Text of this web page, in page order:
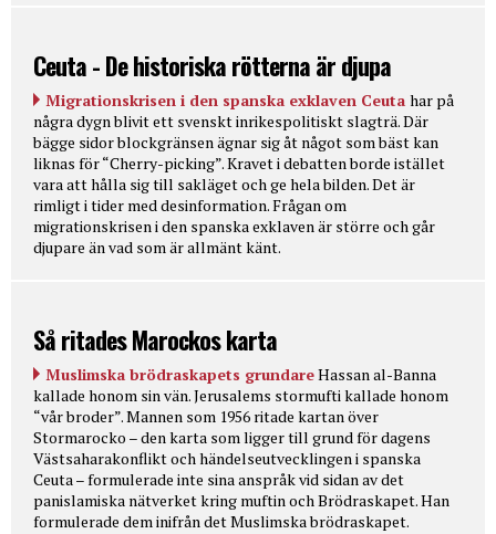
Ceuta - De historiska rötterna är djupa
Migrationskrisen i den spanska exklaven Ceuta har på
några dygn blivit ett svenskt inrikespolitiskt slagträ. Där
bägge sidor blockgränsen ägnar sig åt något som bäst kan
liknas för “Cherry-picking”. Kravet i debatten borde istället
vara att hålla sig till sakläget och ge hela bilden. Det är
rimligt i tider med desinformation. Frågan om
migrationskrisen i den spanska exklaven är större och går
djupare än vad som är allmänt känt.
Så ritades Marockos karta
Muslimska brödraskapets grundareHassan al-Banna
kallade honom sin vän. Jerusalems stormufti kallade honom
“vår broder”. Mannen som 1956 ritade kartan över
Stormarocko – den karta som ligger till grund för dagens
Västsaharakonflikt och händelseutvecklingen i spanska
Ceuta – formulerade inte sina anspråk vid sidan av det
panislamiska nätverket kring muftin och Brödraskapet. Han
formulerade dem inifrån det Muslimska brödraskapet.